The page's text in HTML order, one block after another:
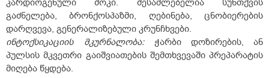
კარდიოგენული შოკი. შესაძლებელია სუნთქვის
გაძნელება, ბრონქოსპაზმი, ღებინება, ცნობიერების
დარღვევა, გენერალიზებული კრუნჩხვები.
ინტოქსიკაციის
მკურნალობა: ჭარბი დოზირების, ან
პულსის მკვეთრი გაიშვიათების შემთხვევაში პრეპარატის
მიღება წყდება.